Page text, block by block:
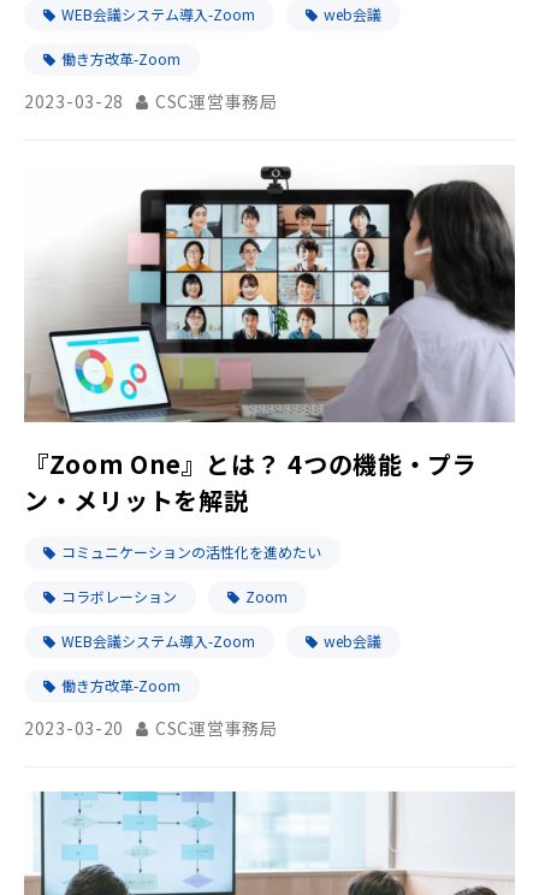
WEB会議システム導入-Zoom web会議
働き方改革-Zoom
2023-03-28 CSC運営事務局
『Zoom One』とは？ 4つの機能・プラ
ン・メリットを解説
コミュニケーションの活性化を進めたい
コラボレーション Zoom
WEB会議システム導入-Zoom web会議
働き方改革-Zoom
2023-03-20 CSC運営事務局